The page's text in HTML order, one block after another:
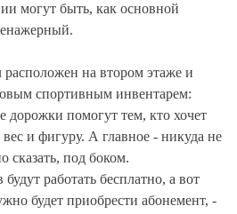
могут быть, как основной
на втором этаже и
спортивным инвентарем:
дорожки помогут тем, кто хочет
и фигуру. А главное - никуда не
сказать, под боком.
работать бесплатно, а вот
будет приобрести абонемент, -